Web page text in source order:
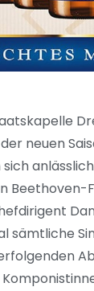
neuen
Beethoven-
sämtliche